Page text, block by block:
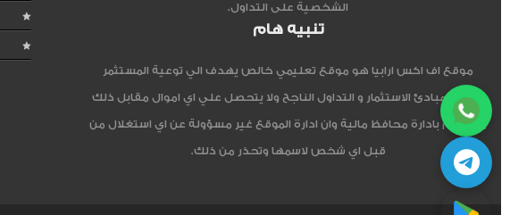
الشخصية على التداول.
تنبيه هام
موقع اف اكس ارابيا هو موقع تعليمي خالص يهدف الي توعية المستثمر
العربي مبادئ الاستثمار و التداول الناجح ولا يتحصل علي اي اموال مقابل ذلك
ولا يقوم بادارة محافظ مالية وان ادارة الموقع غير مسؤولة عن اي استغلال من
قبل اي شخص لاسمها وتحذر من ذلك.